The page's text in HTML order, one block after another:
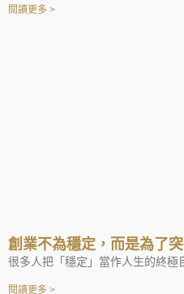
閱讀更多 >
創業不為穩定，而是為了
很多人把「穩定」當作人生的終極
閱讀更多 >